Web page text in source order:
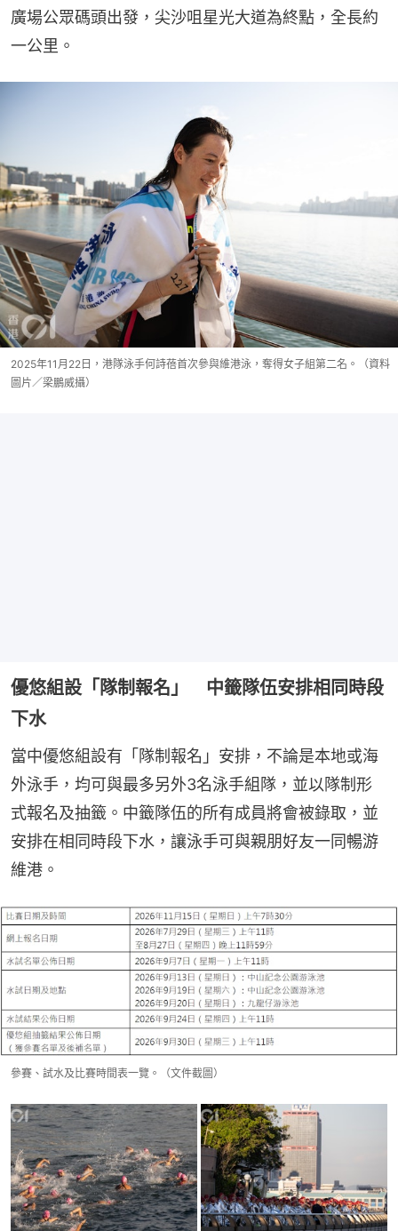
廣場公眾碼頭出發，尖沙咀星光大道為終點，全長約
一公里。
2025年11月22日，港隊泳手何詩蓓首次參與維港泳，奪得女子組第二名。（資料
圖片／梁鵬威攝）
優悠組設「隊制報名」 中籤隊伍安排相同時段
下水
當中優悠組設有「隊制報名」安排，不論是本地或海
外泳手，均可與最多另外3名泳手組隊，並以隊制形
式報名及抽籤。中籤隊伍的所有成員將會被錄取，並
安排在相同時段下水，讓泳手可與親朋好友一同暢游
維港。
參賽、試水及比賽時間表一覽。（文件截圖）